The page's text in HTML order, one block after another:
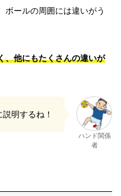
ボールの周囲には違いがう
、他にもたくさんの違いが
明するね！
ハンド関係
者